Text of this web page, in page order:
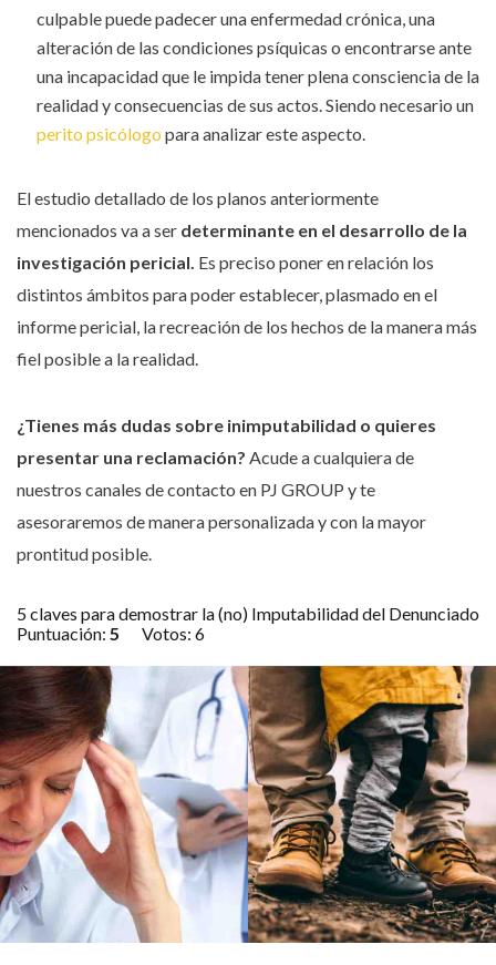
culpable puede padecer una enfermedad crónica, una
alteración de las condiciones psíquicas o encontrarse ante
una incapacidad que le impida tener plena consciencia de la
realidad y consecuencias de sus actos. Siendo necesario un
perito psicólogo para analizar este aspecto.
El estudio detallado de los planos anteriormente
mencionados va a ser determinante en el desarrollo de la
investigación pericial. Es preciso poner en relación los
distintos ámbitos para poder establecer, plasmado en el
informe pericial, la recreación de los hechos de la manera más
fiel posible a la realidad.
¿Tienes más dudas sobre inimputabilidad o quieres
presentar una reclamación? Acude a cualquiera de
nuestros canales de contacto en PJ GROUP y te
asesoraremos de manera personalizada y con la mayor
prontitud posible.
5 claves para demostrar la (no) Imputabilidad del Denunciado
Puntuación: 5 Votos: 6